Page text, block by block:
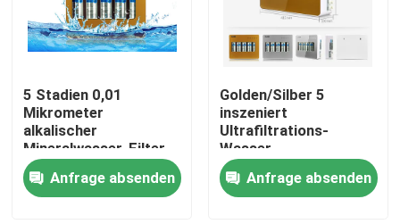
5 Stadien 0,01
Mikrometer
alkalischer
Mineralwasser-Filter
uF unter Wanne ABS
MaterialAnfrage absenden
Golden/Silber 5
inszeniert
Ultrafiltrations-
Wasser-
Reinigungsapparat-
Maschine für
entfernen Bacterials
Anfrage absenden